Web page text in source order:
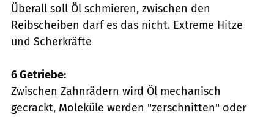
Überall soll Öl schmieren, zwischen den
Reibscheiben darf es das nicht. Extreme Hitze
und Scherkräfte
6 Getriebe:
Zwischen Zahnrädern wird Öl mechanisch
gecrackt, Moleküle werden "zerschnitten" oder